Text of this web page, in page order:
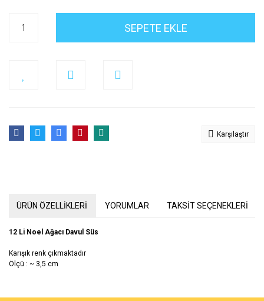
SEPETE EKLE
Karşılaştır
ÜRÜN ÖZELLİKLERİ YORUMLAR TAKSİT SEÇENEKLERİ
12 Li Noel Ağacı Davul Süs
Karışık renk çıkmaktadır
Ölçü : ~ 3,5 cm